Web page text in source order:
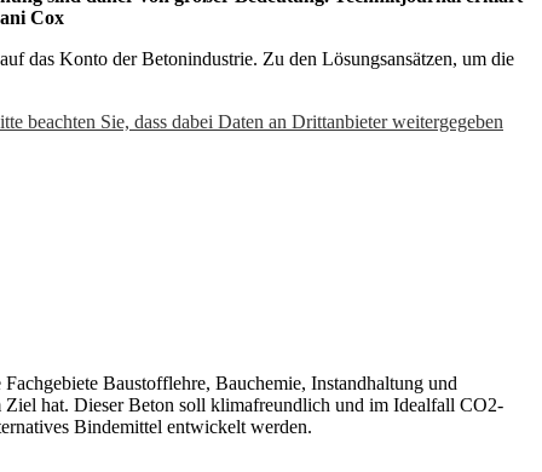
Cox
das Konto der Betonindustrie. Zu den Lösungsansätzen, um die
beachten Sie, dass dabei Daten an Drittanbieter weitergegeben
Fachgebiete Baustofflehre, Bauchemie, Instandhaltung und
Ziel hat. Dieser Beton soll klimafreundlich und im Idealfall CO2-
Bindemittel entwickelt werden.